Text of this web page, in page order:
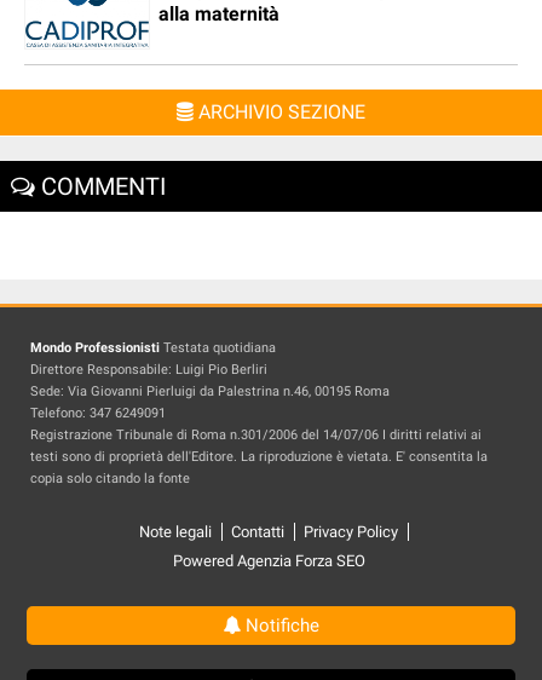
alla maternità
ARCHIVIO SEZIONE
COMMENTI
Mondo Professionisti Testata quotidiana
Direttore Responsabile: Luigi Pio Berliri
Sede: Via Giovanni Pierluigi da Palestrina n.46, 00195 Roma
Telefono: 347 6249091
Registrazione Tribunale di Roma n.301/2006 del 14/07/06 I diritti relativi ai
testi sono di proprietà dell'Editore. La riproduzione è vietata. E' consentita la
copia solo citando la fonte
Note legali Contatti
Privacy Policy
Powered Agenzia Forza SEO
Notifiche